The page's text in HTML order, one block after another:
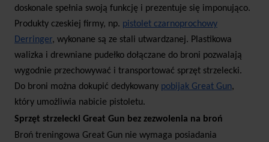
doskonale spełnia swoją funkcję i prezentuje się imponująco.
Produkty czeskiej firmy, np. pistolet czarnoprochowy
Derringer, wykonane są ze stali utwardzanej. Plastikowa
walizka i drewniane pudełko dołączane do broni pozwalają
wygodnie przechowywać i transportować sprzęt strzelecki.
Do broni można dokupić dedykowany pobijak Great Gun,
który umożliwia nabicie pistoletu.
Sprzęt strzelecki Great Gun bez zezwolenia na broń
Broń treningowa Great Gun nie wymaga posiadania